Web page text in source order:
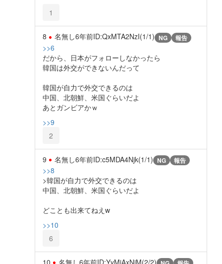
1
8 名無し6年前ID:QxMTA2NzI(1/1) NG 報告
>>6
だから、日本がフォローしなかったら
韓国は外交ができないんだって
韓国が自力で外交できるのは
中国、北朝鮮、米国ぐらいだよ
あとガンビアかｗ
>>9
2
9 名無し6年前ID:c5MDA4Njk(1/1) NG 報告
>>8
>韓国が自力で外交できるのは
中国、北朝鮮、米国ぐらいだよ
どことも出来てねえw
>>10
6
10 名無し 6年前ID:YyMjAxNjM(2/2)